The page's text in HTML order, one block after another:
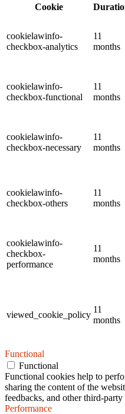
Cookie
cookielawinfo-
checkbox-analytics
11
months
cookielawinfo-
checkbox-functional
11
months
cookielawinfo-
checkbox-necessary
11
months
cookielawinfo-
checkbox-others
11
months
cookielawinfo-
checkbox-
performance
11
months
viewed_cookie_policy
11
months
Functional
Functional
Functional cookies help to
sharing the content of the
feedbacks, and other third-party
Performance